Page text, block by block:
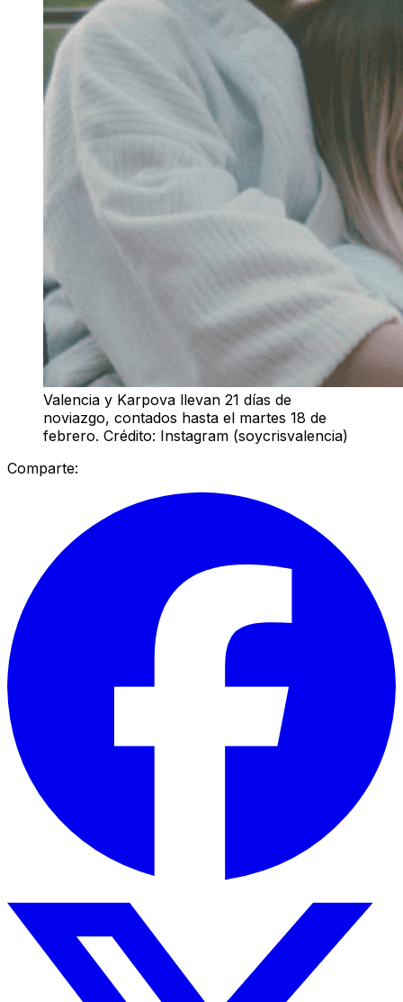
Valencia y Karpova llevan 21 días de
noviazgo, contados hasta el martes 18 de
febrero. Crédito: Instagram (soycrisvalencia)
Comparte: